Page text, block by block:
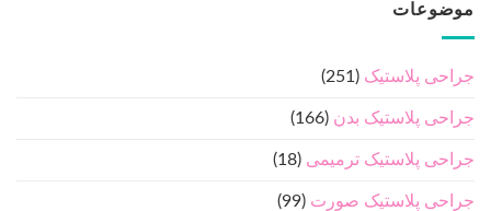
موضوعات
جراحی پلاستیک (251)
جراحی پلاستیک بدن (166)
جراحی پلاستیک ترمیمی (18)
جراحی پلاستیک صورت (99)